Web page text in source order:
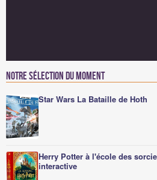
Notre sélection du moment
Star Wars La Bataille de Hoth
Herry Potter à l'école des
interactive